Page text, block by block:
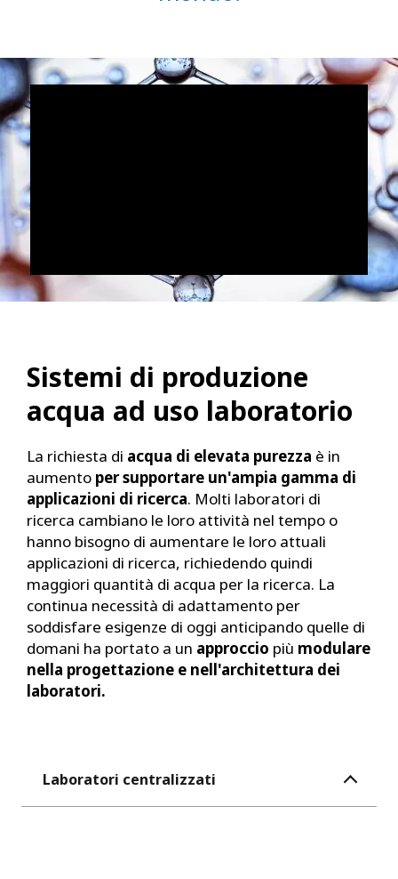
Sistemi di produzione
acqua ad uso laboratorio
La richiesta di acqua di elevata purezza è in
aumento per supportare un'ampia gamma di
applicazioni di ricerca. Molti laboratori di
ricerca cambiano le loro attività nel tempo o
hanno bisogno di aumentare le loro attuali
applicazioni di ricerca, richiedendo quindi
maggiori quantità di acqua per la ricerca. La
continua necessità di adattamento per
soddisfare esigenze di oggi anticipando quelle di
domani ha portato a un approccio più modulare
nella progettazione e nell'architettura dei
laboratori.
Laboratori centralizzati